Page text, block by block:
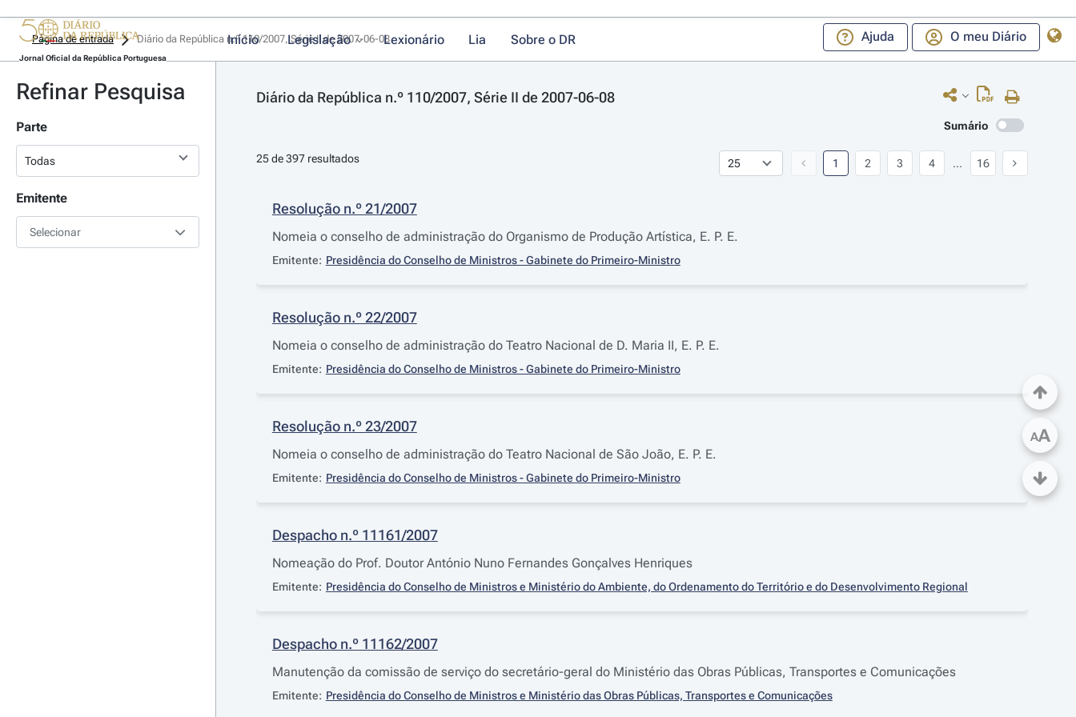
Jornal Oficial da República Portuguesa
Início Legislação Lexionário Lia Sobre o DR Ajuda O meu Diário
Página de entrada Diário da República n.º 110/2007, Série II de 2007-06-08
Refinar Pesquisa
Parte
Emitente
Selecionar
Diário da República n.º 110/2007, Série II de 2007-06-08
Sumário
25 de 397 resultados 1 2 3 4 ... 16
Resolução n.º 21/2007
Nomeia o conselho de administração do Organismo de Produção Artística, E. P. E.
Emitente: Presidência do Conselho de Ministros - Gabinete do Primeiro-Ministro
Resolução n.º 22/2007
Nomeia o conselho de administração do Teatro Nacional de D. Maria II, E. P. E.
Emitente: Presidência do Conselho de Ministros - Gabinete do Primeiro-Ministro
Resolução n.º 23/2007
Nomeia o conselho de administração do Teatro Nacional de São João, E. P. E.
Emitente: Presidência do Conselho de Ministros - Gabinete do Primeiro-Ministro
Despacho n.º 11161/2007
Nomeação do Prof. Doutor António Nuno Fernandes Gonçalves Henriques
Emitente: Presidência do Conselho de Ministros e Ministério do Ambiente, do Ordenamento do Território e do Desenvolvimento Regional
Despacho n.º 11162/2007
Manutenção da comissão de serviço do secretário-geral do Ministério das Obras Públicas, Transportes e Comunicações
Emitente: Presidência do Conselho de Ministros e Ministério das Obras Públicas, Transportes e Comunicações
AA